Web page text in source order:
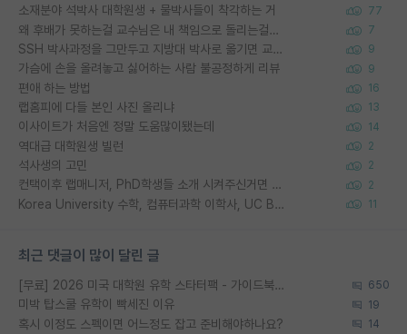
소재분야 석박사 대학원생 + 물박사들이 착각하는 거 77
왜 후배가 못하는걸 교수님은 내 책임으로 돌리는걸까요? 7
SSH 박사과정을 그만두고 지방대 박사로 옮기면 교수의 꿈은 끝일까요? 9
가슴에 손을 올려놓고 싫어하는 사람 불공정하게 리뷰 9
편애 하는 방법 16
랩홈피에 다들 본인 사진 올리냐 13
이사이트가 처음엔 정말 도움많이됐는데 14
역대급 대학원생 빌런 2
석사생의 고민 2
컨택이후 랩매니저, PhD학생들 소개 시켜주신거면 거의 컨펌에 가깝나요? 2
Korea University 수학, 컴퓨터과학 이학사, UC Berkeley 산업공학 대학원 공학박사가 되는 것은 쉽지 않겠죠? 11
최근 댓글이 많이 달린 글
[무료] 2026 미국 대학원 유학 스타터팩 - 가이드북 & 합격자 컨택메일 템플릿 650
미박 탑스쿨 유학이 빡세진 이유 19
혹시 이정도 스펙이면 어느정도 잡고 준비해야하나요? 14